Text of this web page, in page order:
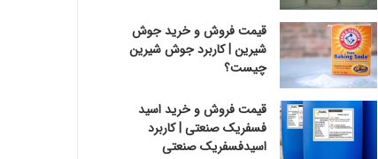
قیمت فروش و خرید جوش
شیرین | کاربرد جوش شیرین
چیست؟
قیمت فروش و خرید اسید
فسفریک صنعتی | کاربرد
اسیدفسفریک صنعتی